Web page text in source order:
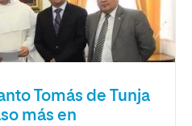
Tomás de Tunja
más en